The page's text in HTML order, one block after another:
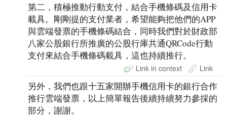
第二，積極推動行動支付，結合手機條碼及信用卡
載具。剛剛提的支付業者，希望能夠把他們的APP
與雲端發票的手機條碼結合，同時我們對於財政部
八家公股銀行所推廣的公股行庫共通QRCode行動
支付來結合手機條碼載具，這也持續推行。
Link in context Link
另外，我們也跟十五家開辦手機信用卡的銀行合作
推行雲端發票，以上簡單報告後續持續努力參採的
部分，謝謝。